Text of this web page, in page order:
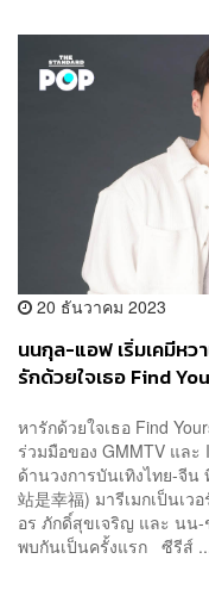
20 ธันวาคม 2023
นนกุล-แอฟ เริ่มเคมีหว
รักด้วยใจเธอ Find
หารักด้วยใจเธอ Find
ร่วมมือของ GMMTV แล
ด้านวงการบันเทิงไทย-จีน
站是幸福) มารีเมกเป็นเ
อร ภักดิ์สุขเจริญ และ นน
พบกันเป็นครั้งแรก ซีรีส์